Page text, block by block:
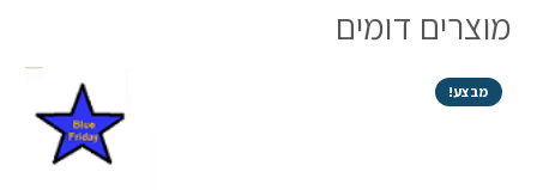
50
מוצרים דומים
מבצע!